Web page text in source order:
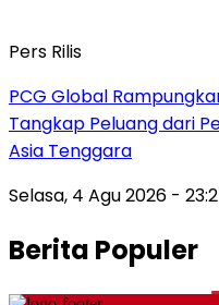
Pers Rilis
PCG Global
Tangkap Peluang dari
Asia Tenggara
Selasa, 4 Agu 2026 -
Berita Populer